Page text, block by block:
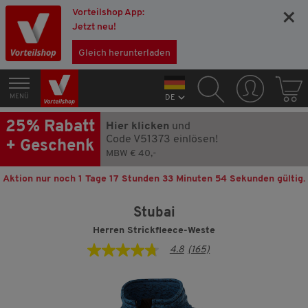
Vorteilshop App:
Jetzt neu!
Gleich herunterladen
×
MENÜ DE
25% Rabatt
+ Geschenk
Hier klicken und
Code V51373 einlösen!
MBW € 40,-
Aktion nur noch 1 Tage 17 Stunden 33 Minuten 54 Sekunden gültig.
Stubai
Herren Strickfleece-Weste
4.8
Sternen,
Durchschnittswert
4.8 (165)